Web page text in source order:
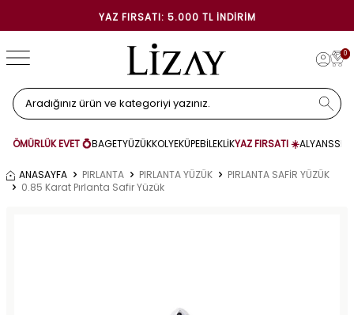
YAZ FIRSATI: 5.000 TL İNDIRIM
0
ÖMÜRLÜK EVET 💍BAGETYÜZÜKKOLYEKÜPEBİLEKLİKYAZ FIRSATI ☀️ALYANS
ANASAYFA PIRLANTA PIRLANTA YÜZÜK
PIRLANTA SAFİR YÜZÜK
0.85 Karat Pırlanta Safir Yüzük